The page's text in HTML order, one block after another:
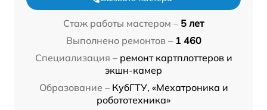
Стаж работы мастером – 5 лет
Выполнено ремонтов – 1 460
Специализация – ремонт картплоттеров и
экшн-камер
Образование – КубГТУ, «Мехатроника и
робототехника»